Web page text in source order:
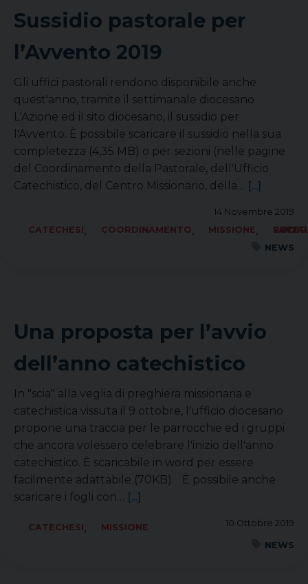
Sussidio pastorale per
l’Avvento 2019
Gli uffici pastorali rendono disponibile anche
quest'anno, tramite il settimanale diocesano
L'Azione ed il sito diocesano, il sussidio per
l'Avvento. È possibile scaricare il sussidio nella sua
completezza (4,35 MB) o per sezioni (nelle pagine
del Coordinamento della Pastorale, dell'Ufficio
Catechistico, del Centro Missionario, della… [...]
14 Novembre 2019
CATECHESI, COORDINAMENTO, MISSIONE,
SOCIALE LAVORO PACE
NEWS
Una proposta per l’avvio
dell’anno catechistico
In "scia" alla veglia di preghiera missionaria e
catechistica vissuta il 9 ottobre, l'ufficio diocesano
propone una traccia per le parrocchie ed i gruppi
che ancora volessero celebrare l'inizio dell'anno
catechistico. È scaricabile in word per essere
facilmente adattabile (70KB). È possibile anche
scaricare i fogli con… [...]
10 Ottobre 2019
CATECHESI,
MISSIONE
NEWS